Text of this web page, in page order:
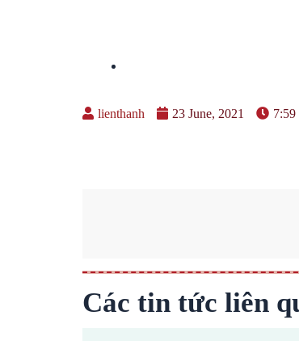
lienthanh 23 June, 2021 7:59
Các tin tức liên